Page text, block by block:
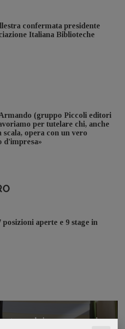
confermata presidente
Italiana Biblioteche
(gruppo Piccoli editori
per tutelare chi, anche
scala, opera con un vero
d'impresa»
aperte e 9 stage in
torna al cinema e cresce in